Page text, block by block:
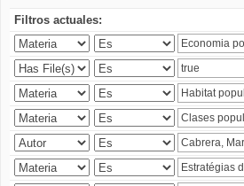
Filtros actuales: